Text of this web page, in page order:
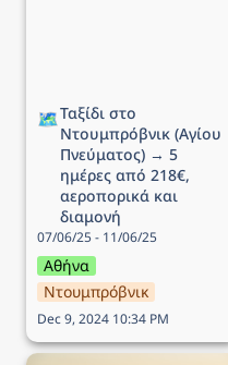
🗺️Ταξίδι στο
Ντουμπρόβνικ (Αγίου
Πνεύματος) → 5
ημέρες από 218€,
αεροπορικά και
διαμονή
07/06/25 - 11/06/25
Αθήνα
Ντουμπρόβνικ
Dec 9, 2024 10:34 PM